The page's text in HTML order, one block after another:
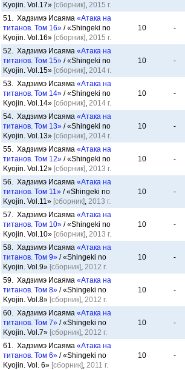
Kyojin. Vol.17» [сборник], 2015 г.
51. Хадзимэ Исаяма «Атака на
титанов. Том 16» / «Shingeki no
Kyojin. Vol.16» [сборник], 2015 г.
10 -
52. Хадзимэ Исаяма «Атака на
титанов. Том 15» / «Shingeki no
Kyojin. Vol.15» [сборник], 2014 г.
10 -
53. Хадзимэ Исаяма «Атака на
титанов. Том 14» / «Shingeki no
Kyojin. Vol.14» [сборник], 2014 г.
10 -
54. Хадзимэ Исаяма «Атака на
титанов. Том 13» / «Shingeki no
Kyojin. Vol.13» [сборник], 2014 г.
10 -
55. Хадзимэ Исаяма «Атака на
титанов. Том 12» / «Shingeki no
Kyojin. Vol.12» [сборник], 2013 г.
10 -
56. Хадзимэ Исаяма «Атака на
титанов. Том 11» / «Shingeki no
Kyojin. Vol.11» [сборник], 2013 г.
10 -
57. Хадзимэ Исаяма «Атака на
титанов. Том 10» / «Shingeki no
Kyojin. Vol.10» [сборник], 2013 г.
10 -
58. Хадзимэ Исаяма «Атака на
титанов. Том 9» / «Shingeki no
Kyojin. Vol.9» [сборник], 2012 г.
10 -
59. Хадзимэ Исаяма «Атака на
титанов. Том 8» / «Shingeki no
Kyojin. Vol.8» [сборник], 2012 г.
10 -
60. Хадзимэ Исаяма «Атака на
титанов. Том 7» / «Shingeki no
Kyojin. Vol.7» [сборник], 2012 г.
10 -
61. Хадзимэ Исаяма «Атака на
титанов. Том 6» / «Shingeki no
Kyojin. Vol. 6» [сборник], 2011 г.
10 -